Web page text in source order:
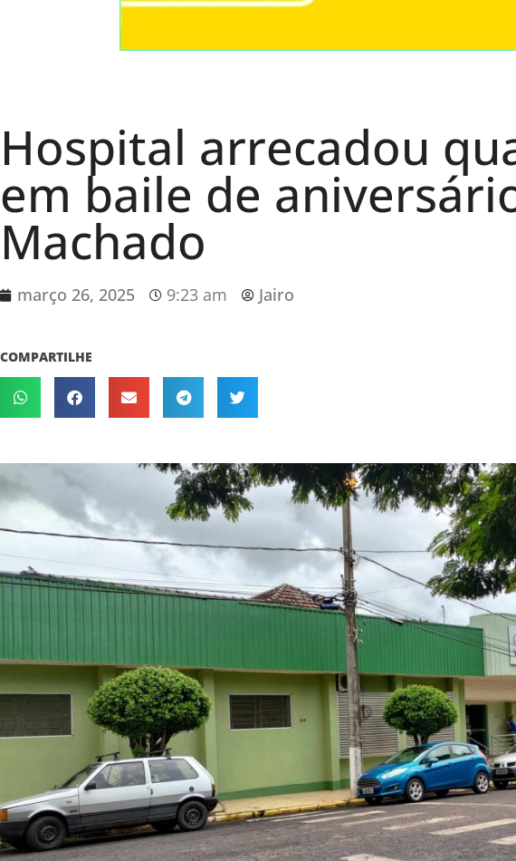
Hospital arrecadou
em baile de
Machado
março 26, 2025 9:23 am Jairo
COMPARTILHE